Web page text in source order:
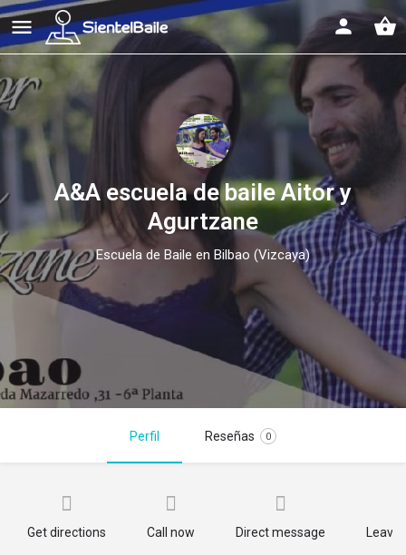
shopping_basket
A&A escuela de baile Aitor y
Agurtzane
Escuela de Baile en Bilbao (Vizcaya)
Perfil Reseñas 0
Get directions Call now Direct message